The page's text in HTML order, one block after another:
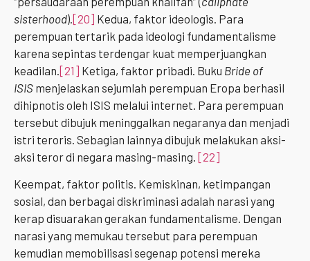
sisterhood). [20] Kedua, faktor ideologis. Para
perempuan tertarik pada ideologi fundamentalisme
karena sepintas terdengar kuat memperjuangkan
keadilan. [21] Ketiga, faktor pribadi. Buku Bride of
ISIS menjelaskan sejumlah perempuan Eropa berhasil
dihipnotis oleh ISIS melalui internet. Para perempuan
tersebut dibujuk meninggalkan negaranya dan menjadi
istri teroris. Sebagian lainnya dibujuk melakukan aksi-
aksi teror di negara masing-masing. [22]
Keempat, faktor politis. Kemiskinan, ketimpangan
sosial, dan berbagai diskriminasi adalah narasi yang
kerap disuarakan gerakan fundamentalisme. Dengan
narasi yang memukau tersebut para perempuan
kemudian memobilisasi segenap potensi mereka